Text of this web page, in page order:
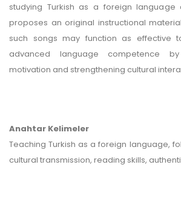
studying Turkish as a foreign
proposes an original instructional
such songs may function as effective
advanced language competence
motivation and strengthening cultural
Anahtar Kelimeler
Teaching Turkish as a foreign language,
cultural transmission, reading skills,